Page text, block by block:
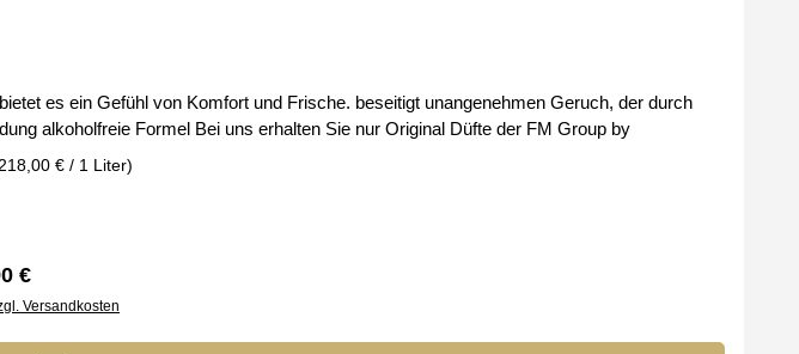
und Frische. beseitigt unangenehmen Geruch, der durch
€ / 1 Liter)
Preis:
€
Versandkosten